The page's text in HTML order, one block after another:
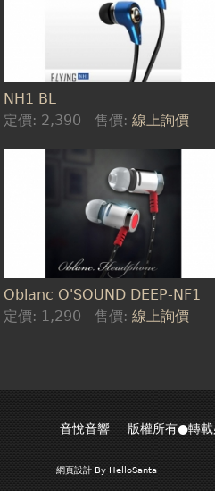
NH1 BL
定價: 2,390 售價:線上詢價
Oblanc O'SOUND DEEP-NF1
定價: 1,290 售價:線上詢價
音悅音響 版權所有●轉載
網頁設計By HelloSanta